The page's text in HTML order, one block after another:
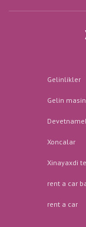
Gelinlikler
Gelin
Xoncalar
Xinayaxdi
rent a car
rent a car